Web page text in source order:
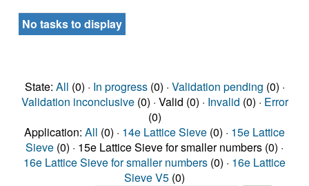
No tasks to display
State: All (0) · In progress(0) · Validation pending (0) ·
Validation inconclusive(0) · Valid (0) · Invalid (0) · Error
(0)
Application: All (0) · 14e Lattice Sieve (0) · 15e Lattice
Sieve (0) · 15e Lattice Sieve for smaller numbers (0) ·
16e Lattice Sieve for smaller numbers (0) · 16e Lattice
Sieve V5 (0)